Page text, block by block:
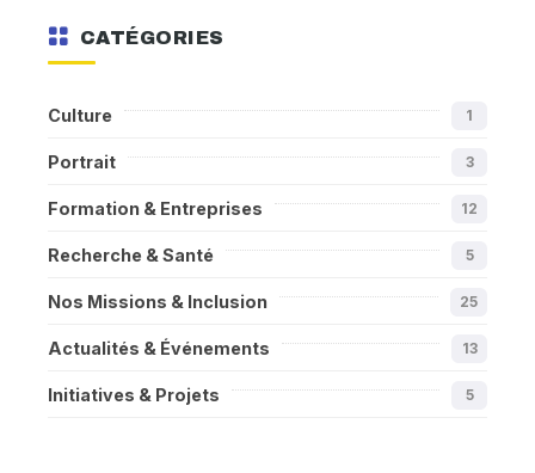
CATÉGORIES
Culture 1
Portrait 3
Formation & Entreprises 12
Recherche & Santé 5
Nos Missions & Inclusion 25
Actualités & Événements 13
Initiatives & Projets 5